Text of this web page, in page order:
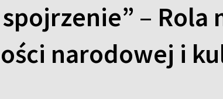
–
narodowej i